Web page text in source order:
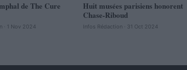
de The Cure
· 1 Nov 2024
Huit musées parisiens honorent
Chase-Riboud
Infos Rédaction · 31 Oct 2024